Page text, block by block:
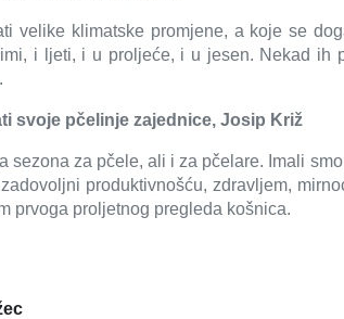
velike klimatske promjene, a koje se
i ljeti, i u proljeće, i u jesen. Nekad ih
svoje pčelinje zajednice, Josip Križ
sezona za pčele, ali i za pčelare. Imali
produktivnošću, zdravljem,
prvoga proljetnog pregleda košnica.